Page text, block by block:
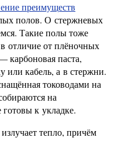
преимуществ
полов. О стержневых
Такие полы тоже
отличие от плёночных
карбоновая паста,
или кабель, а в стержни.
тоководами на
на
к укладке.
тепло, причём